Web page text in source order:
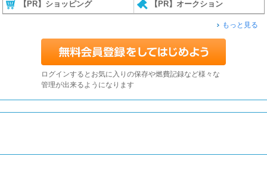
【PR】ショッピング 【PR】オークション
もっと見る
ログインするとお気に入りの保存や燃費記録など様々な
管理が出来るようになります